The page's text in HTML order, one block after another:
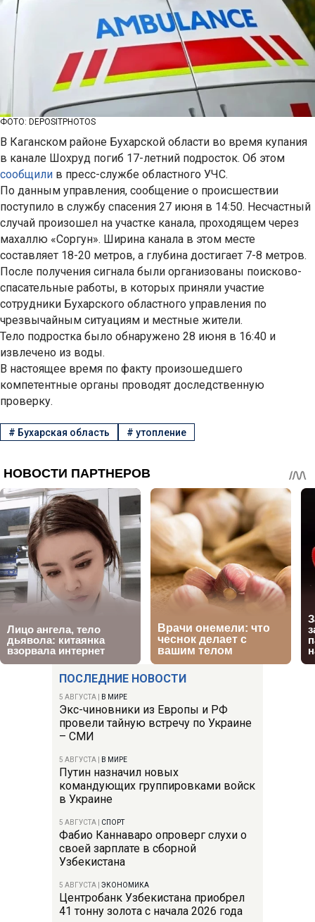
ПОСЛЕДНИЕ НОВОСТИ
5 АВГУСТА В МИРЕ
Экс-чиновники из Европы и РФ
провели тайную встречу по Украине
– СМИ
5 АВГУСТА В МИРЕ
Путин назначил новых
командующих группировками войск
в Украине
5 АВГУСТА СПОРТ
Фабио Каннаваро опроверг слухи о
своей зарплате в сборной
Узбекистана
5 АВГУСТА ЭКОНОМИКА
Центробанк Узбекистана приобрел
41 тонну золота с начала 2026 года
ФОТО: DEPOSITPHOTOS
В Каганском районе Бухарской области во время купания
в канале Шохруд погиб 17-летний подросток. Об этом
сообщили в пресс-службе областного УЧС.
По данным управления, сообщение о происшествии
поступило в службу спасения 27 июня в 14:50. Несчастный
случай произошел на участке канала, проходящем через
махаллю «Соргун». Ширина канала в этом месте
составляет 18-20 метров, а глубина достигает 7-8 метров.
После получения сигнала были организованы поисково-
спасательные работы, в которых приняли участие
сотрудники Бухарского областного управления по
чрезвычайным ситуациям и местные жители.
Тело подростка было обнаружено 28 июня в 16:40 и
извлечено из воды.
В настоящее время по факту произошедшего
компетентные органы проводят доследственную
проверку.
# Бухарская область # утопление